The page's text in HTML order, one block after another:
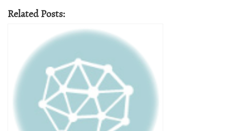
Related Posts: